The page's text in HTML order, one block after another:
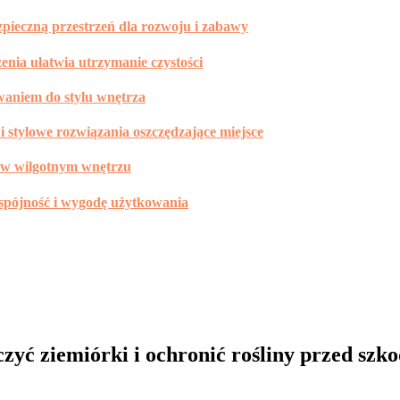
przestrzeń dla rozwoju i zabawy
ułatwia utrzymanie czystości
do stylu wnętrza
rozwiązania oszczędzające miejsce
wilgotnym wnętrzu
i wygodę użytkowania
ziemiórki i ochronić rośliny przed